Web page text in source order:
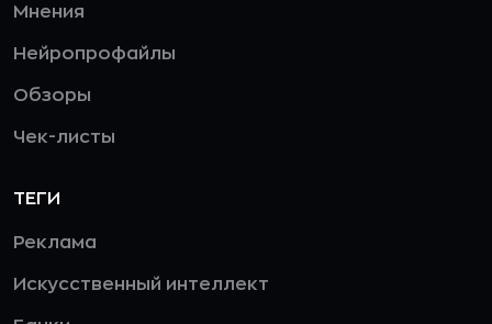
Мнения
Нейропрофайлы
Обзоры
Чек-листы
ТЕГИ
Реклама
Искусственный интеллект